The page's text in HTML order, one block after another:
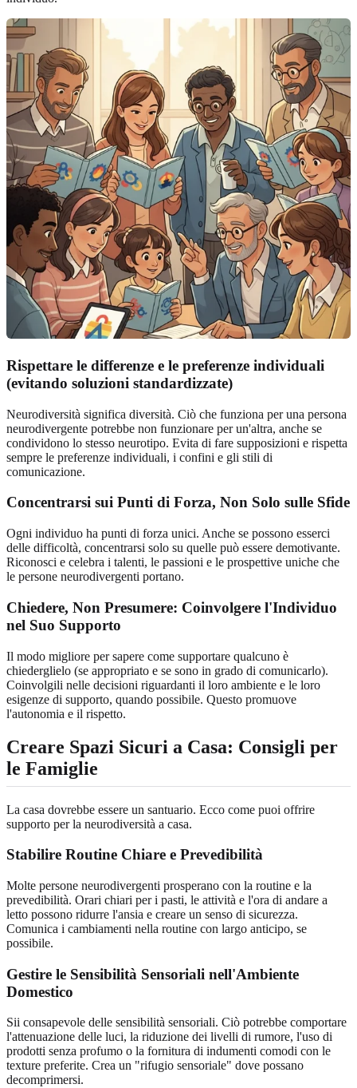
Rispettare le differenze e le preferenze individuali
(evitando soluzioni standardizzate)
Neurodiversità significa diversità. Ciò che funziona per una persona
neurodivergente potrebbe non funzionare per un'altra, anche se
condividono lo stesso neurotipo. Evita di fare supposizioni e rispetta
sempre le preferenze individuali, i confini e gli stili di
comunicazione.
Concentrarsi sui Punti di Forza, Non Solo sulle Sfide
Ogni individuo ha punti di forza unici. Anche se possono esserci
delle difficoltà, concentrarsi solo su quelle può essere demotivante.
Riconosci e celebra i talenti, le passioni e le prospettive uniche che
le persone neurodivergenti portano.
Chiedere, Non Presumere: Coinvolgere l'Individuo
nel Suo Supporto
Il modo migliore per sapere come supportare qualcuno è
chiederglielo (se appropriato e se sono in grado di comunicarlo).
Coinvolgili nelle decisioni riguardanti il loro ambiente e le loro
esigenze di supporto, quando possibile. Questo promuove
l'autonomia e il rispetto.
Creare Spazi Sicuri a Casa: Consigli per
le Famiglie
La casa dovrebbe essere un santuario. Ecco come puoi offrire
supporto per la neurodiversità a casa.
Stabilire Routine Chiare e Prevedibilità
Molte persone neurodivergenti prosperano con la routine e la
prevedibilità. Orari chiari per i pasti, le attività e l'ora di andare a
letto possono ridurre l'ansia e creare un senso di sicurezza.
Comunica i cambiamenti nella routine con largo anticipo, se
possibile.
Gestire le Sensibilità Sensoriali nell'Ambiente
Domestico
Sii consapevole delle sensibilità sensoriali. Ciò potrebbe comportare
l'attenuazione delle luci, la riduzione dei livelli di rumore, l'uso di
prodotti senza profumo o la fornitura di indumenti comodi con le
texture preferite. Crea un "rifugio sensoriale" dove possano
decomprimersi.